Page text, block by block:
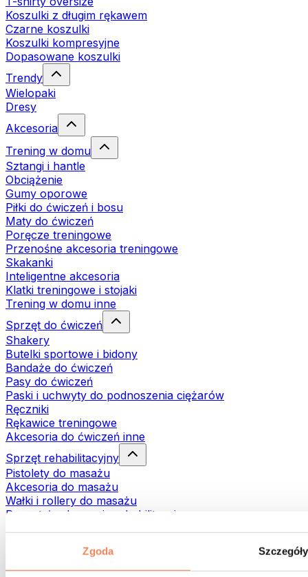
Zgoda Szczegóły
Koszulki z długim rękawem
Czarne koszulki
Koszulki kompresyjne
Dopasowane koszulki
Trendy
Wielopaki
Dresy
Akcesoria
Trening w domu
Sztangi i hantle
Obciążenie
Gumy oporowe
Piłki do ćwiczeń i bosu
Maty do ćwiczeń
Poręcze treningowe
Przenośne akcesoria treningowe
Skakanki
Inteligentne akcesoria
Klatki treningowe i stojaki
Trening w domu inne
Sprzęt do ćwiczeń
Shakery
Butelki sportowe i bidony
Bandaże do ćwiczeń
Pasy do ćwiczeń
Paski i uchwyty do podnoszenia ciężarów
Ręczniki
Rękawice treningowe
Akcesoria do ćwiczeń inne
Sprzęt rehabilitacyjny
Pistolety do masażu
Akcesoria do masażu
Wałki i rollery do masażu
Pozostałe akcesoria rehabilitacyjne
Torby i plecaki
Torby na żywność i akcesoria